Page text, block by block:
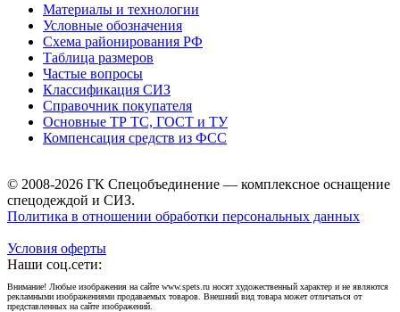
Материалы и технологии
Условные обозначения
Схема районирования РФ
Таблица размеров
Частые вопросы
Классификация СИЗ
Справочник покупателя
Основные ТР ТС, ГОСТ и ТУ
Компенсация средств из ФСС
© 2008-2026 ГК Спецобъединение — комплексное оснащение
спецодеждой и СИЗ.
Политика в отношении обработки персональных данных
Условия оферты
Наши соц.сети:
Внимание! Любые изображения на сайте www.spets.ru носят художественный характер и не являются
рекламными изображениями продаваемых товаров. Внешний вид товара может отличаться от
представленных на сайте изображений.